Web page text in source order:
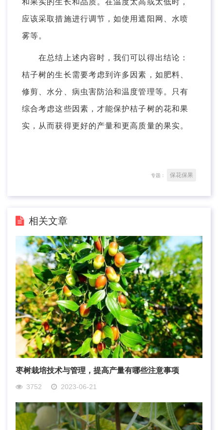
应该采取措施进行调节，如使用遮阳网、水喷
雾等。
在总结上述内容时，我们可以得出结论：
桔子树的生长需要考虑到许多因素，如肥料、
修剪、水分、病虫害防治和温度管理等。只有
综合考虑这些因素，才能保护桔子树的花和果
实，从而获得更好的产量和更高质量的果实。
专题： 保花保果
相关文章
枣树栽培技术与管理，提高产量有哪些注意事项
3752 2023-06-21